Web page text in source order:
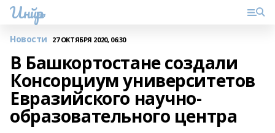
Инйәр
Новости 27 ОКТЯБРЯ 2020, 06:30
В Башкортостане создали
Консорциум университетов
Евразийского научно-
образовательного центра